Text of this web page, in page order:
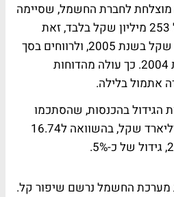
שנה מוצלחת לחברת החשמל, שסיימה
את השנה עם רווח נקי של 253 מיליון שקל בלבד, זאת
בהשוואה ל1.28 מיליארד שקל בשנת 2005, ולרווחים בסך
2.86 מיליארד שקל בשנת 2004. כך עולה מהדוחות
אתמול בלילה.
הגידול בהכנסות, שהסתכמו
בשנת 2006 לכ-17.59 מיליארד שקל, בהשוואה ל16.74
מערכת החשמל נרשם שיפור קל.